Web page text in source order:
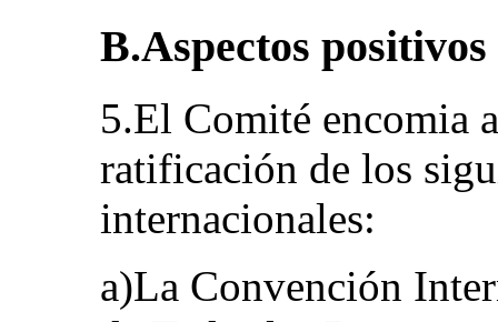
B.Aspectos positivos
5.El Comité encomia
ratificación de los
internacionales:
a)La Convención